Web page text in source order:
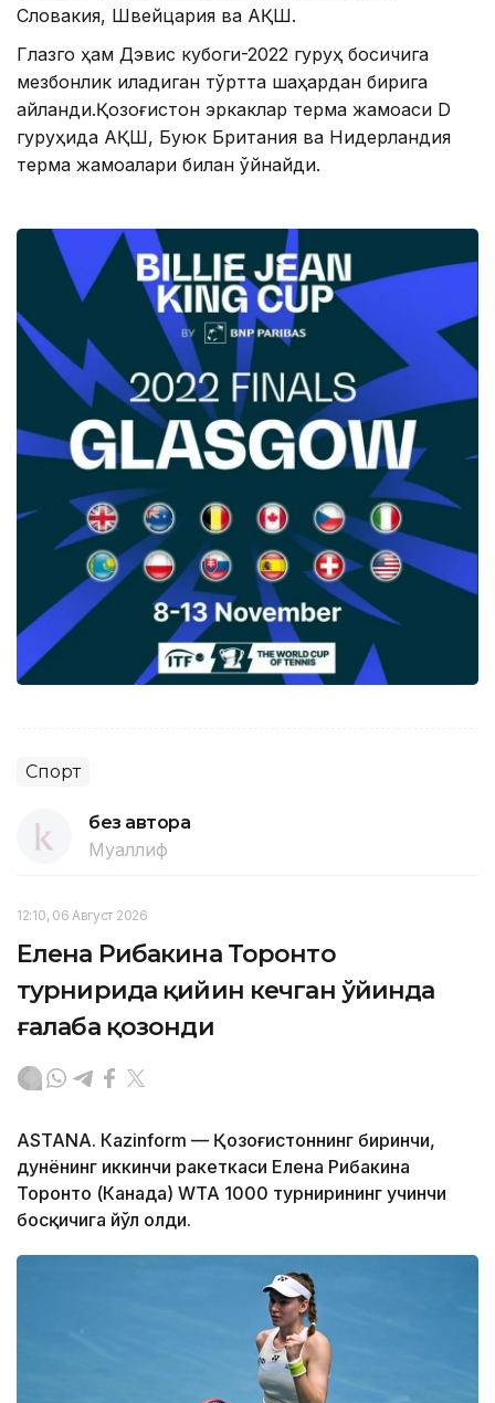
Словакия, Швейцария ва АҚШ.
Глазго ҳам Дэвис кубоги-2022 гуруҳ босқичига
мезбонлик қиладиган тўртта шаҳардан бирига
айланди.Қозоғистон эркаклар терма жамоаси D
гуруҳида АҚШ, Буюк Британия ва Нидерландия
терма жамоалари билан ўйнайди.
Спорт
без автора
Муаллиф
12:10, 06 Август 2026
Елена Рибакина Торонто
турнирида қийин кечган ўйинда
ғалаба қозонди
ASTANА. Кazinform — Қозоғистоннинг биринчи,
дунёнинг иккинчи ракеткаси Елена Рибакина
Торонто (Канада) WТА 1000 турнирининг учинчи
босқичига йўл олди.